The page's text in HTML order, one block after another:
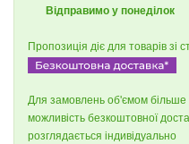
Відправимо у понеділок
Пропозиція діє для товарів зі
Для замовлень об'ємом
можливість безкоштовної
розглядається індивідуально